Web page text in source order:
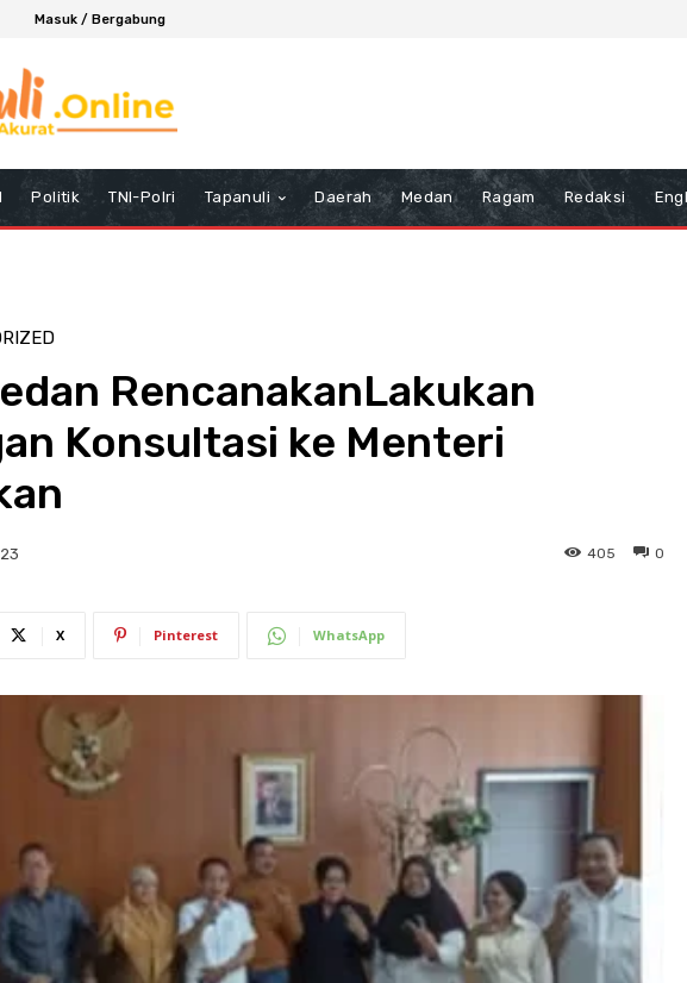
Masuk / Bergabung
Politik TNI-Polri Tapanuli Daerah Medan Ragam Redaksi
RencanakanLakukan
Konsultasi ke Menteri
0
405
X Pinterest WhatsApp